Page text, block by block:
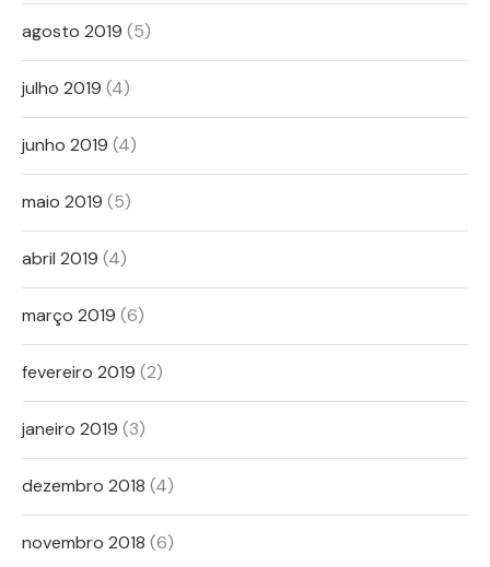
agosto 2019 (5)
julho 2019 (4)
junho 2019 (4)
maio 2019 (5)
abril 2019 (4)
março 2019 (6)
fevereiro 2019 (2)
janeiro 2019 (3)
dezembro 2018 (4)
novembro 2018 (6)